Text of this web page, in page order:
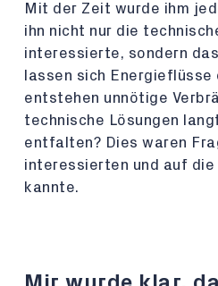
Mit der Zeit wurde ihm
ihn nicht nur die
interessierte, sondern
lassen sich Energieflüsse
entstehen unnötige
technische Lösungen
entfalten? Dies waren
interessierten und auf
kannte.